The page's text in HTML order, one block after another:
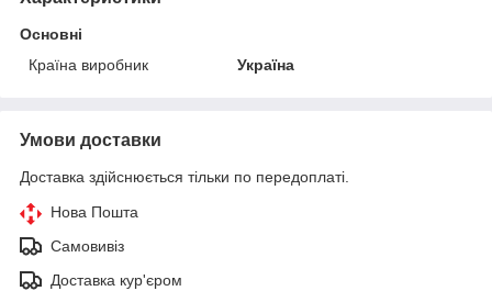
Основні
Країна виробник
Україна
Умови доставки
Доставка здійснюється тільки по передоплаті.
Нова Пошта
Самовивіз
Доставка кур'єром